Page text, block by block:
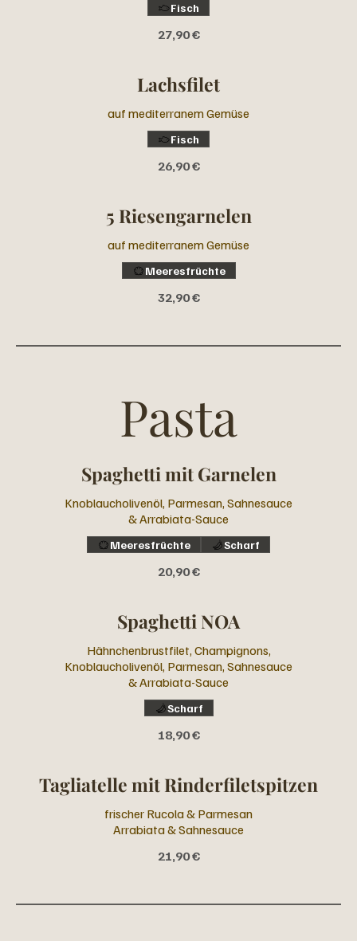
27,90 €
Fisch
Lachsfilet
auf mediterranem Gemüse
26,90 €
Fisch
5 Riesengarnelen
auf mediterranem Gemüse
32,90 €
Meeresfrüchte
Pasta
Spaghetti mit Garnelen
Knoblaucholivenöl, Parmesan, Sahnesauce
& Arrabiata-Sauce
20,90 €
Meeresfrüchte Scharf
Spaghetti NOA
Hähnchenbrustfilet, Champignons,
Knoblaucholivenöl, Parmesan, Sahnesauce
& Arrabiata-Sauce
18,90 €
Scharf
Tagliatelle mit Rinderfiletspitzen
frischer Rucola & Parmesan
Arrabiata & Sahnesauce
21,90 €